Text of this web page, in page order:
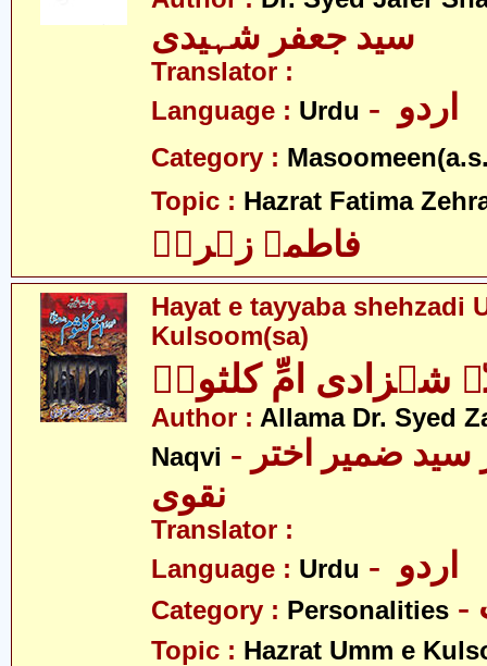
سید جعفر شہیدی
Translator :
Language : Urdu
Category :
Topic : Hazrat Fatima
فاطمہ زہراؑ
Hayat e tayyaba shehzadi
Kulsoom(sa)
شہزادی امِّ کلثومؑ
Author : Allama Dr. Syed
Naqvi - علامہ ڈاکٹر سید ضمیر اختر
نقوی
Translator :
Language : Urdu
Category : Personalities
Topic : Hazrat Umm e